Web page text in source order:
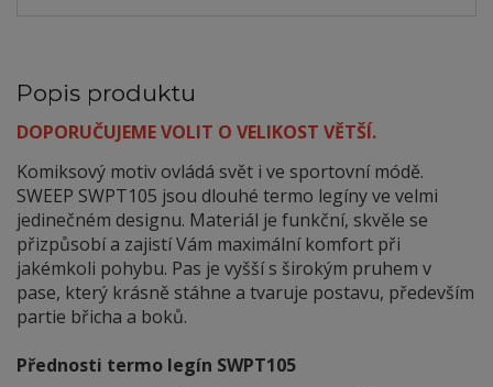
Popis produktu
DOPORUČUJEME VOLIT O VELIKOST VĚTŠÍ.
Komiksový motiv ovládá svět i ve sportovní módě.
SWEEP SWPT105 jsou dlouhé termo legíny ve velmi
jedinečném designu. Materiál je funkční, skvěle se
přizpůsobí a zajistí Vám maximální komfort při
jakémkoli pohybu. Pas je vyšší s širokým pruhem v
pase, který krásně stáhne a tvaruje postavu, především
partie břicha a boků.
Přednosti termo legín SWPT105